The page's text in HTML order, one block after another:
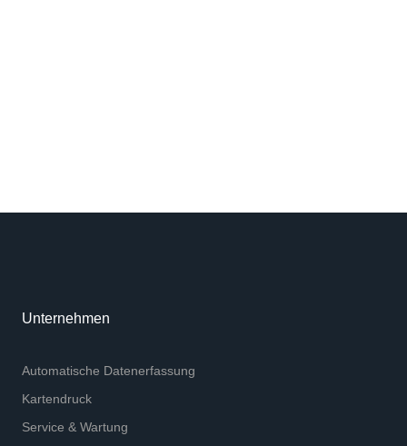
Unternehmen
Automatische Datenerfassung
Kartendruck
Service & Wartung